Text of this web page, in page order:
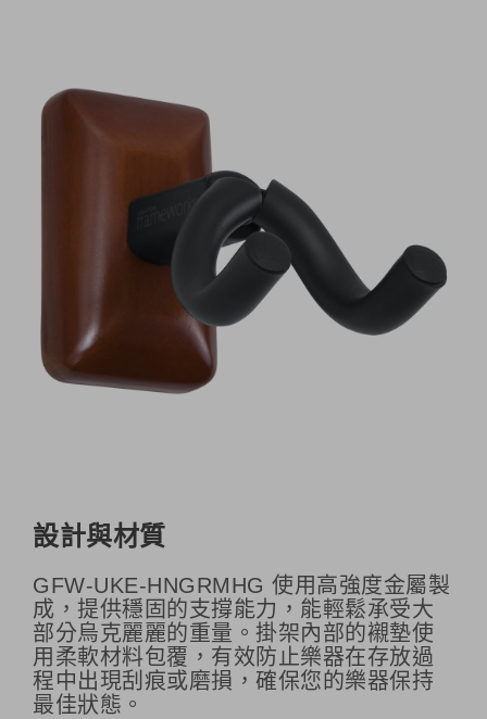
設計與材質
GFW-UKE-HNGRMHG 使用高強度金屬製
成，提供穩固的支撐能力，能輕鬆承受大
部分烏克麗麗的重量。掛架內部的襯墊使
用柔軟材料包覆，有效防止樂器在存放過
程中出現刮痕或磨損，確保您的樂器保持
最佳狀態。